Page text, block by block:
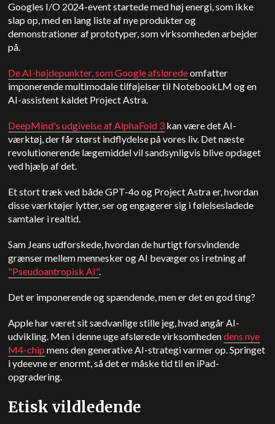
Googles I/O 2024-event startede med høj energi, som ikke
slap op, med en lang liste af nye produkter og
demonstrationer af prototyper, som virksomheden arbejder
på.
De AI-højdepunkter, som Google afsløredeomfatter
imponerende multimodale tilføjelser til NotebookLM og en
AI-assistent kaldet Project Astra.
DeepMind's udgivelse af AlphaFold 3 kan være det AI-
værktøj, der får størst indflydelse på vores liv. Det næste
revolutionerende lægemiddel vil sandsynligvis blive opdaget
ved hjælp af det.
Et stort træk ved både GPT-4o og Project Astra er, hvordan
disse værktøjer lytter, ser og engagerer sig i følelsesladede
samtaler i realtid.
Sam Jeans udforskede, hvordan de hurtigt forsvindende
grænser mellem mennesker og AI bevæger os i retning af
"Pseudoantropisk AI".
Det er imponerende og spændende, men er det en god ting?
Applehar været sit sædvanlige stille jeg, hvad angår AI-
udvikling. Men i denne uge afslørede virksomhedendens nye
M4-chip mens den generative AI-strategi varmer op. Springet
i ydeevne er enormt, så det er måske tid til en iPad-
opgradering.
Etisk vildledende